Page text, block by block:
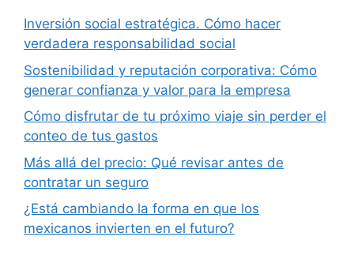
Inversión social estratégica. Cómo hacer
verdadera responsabilidad social
Sostenibilidad y reputación corporativa: Cómo
generar confianza y valor para la empresa
Cómo disfrutar de tu próximo viaje sin perder el
conteo de tus gastos
Más allá del precio: Qué revisar antes de
contratar un seguro
¿Está cambiando la forma en que los
mexicanos invierten en el futuro?